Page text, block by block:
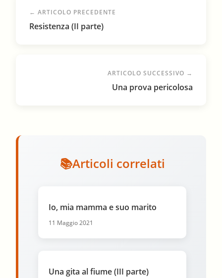
← ARTICOLO PRECEDENTE
Resistenza (II parte)
ARTICOLO SUCCESSIVO →
Una prova pericolosa
Articoli correlati
Io, mia mamma e suo marito
11 Maggio 2021
Una gita al fiume (III parte)